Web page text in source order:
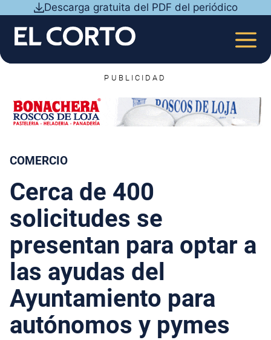
contenido
Descarga gratuita del PDF del periódico
PUBLICIDAD
COMERCIO
Cerca de 400
solicitudes se
presentan para optar a
las ayudas del
Ayuntamiento para
autónomos y pymes